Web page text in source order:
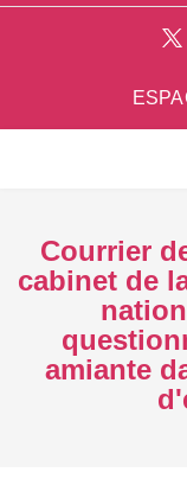
Courrier
cabinet de
amiante